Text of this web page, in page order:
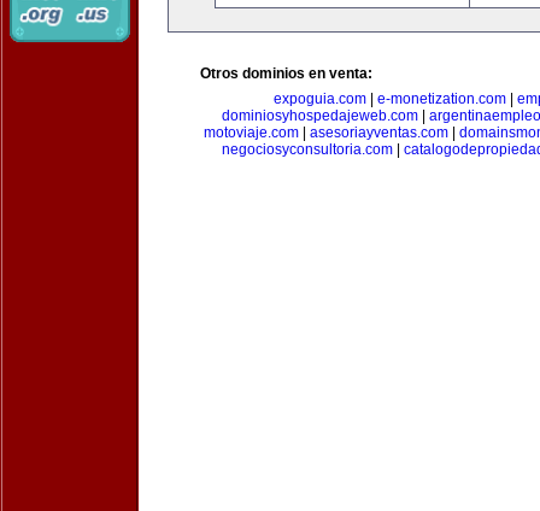
Otros dominios en venta:
expoguia.com| e-monetization.com|
dominiosyhospedajeweb.com
motoviaje.com
asesoriayventas.com
negociosyconsultoria.com|